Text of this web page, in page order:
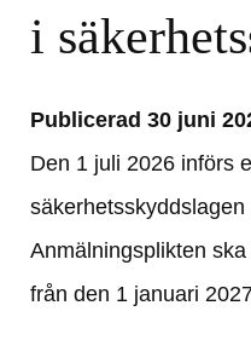
i
Publicerad 30 juni
Den 1 juli 2026 införs
säkerhetsskyddslagen
Anmälningsplikten
från den 1 januari